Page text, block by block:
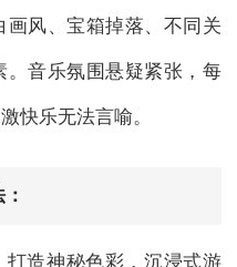
风、宝箱掉落、不同关
音乐氛围悬疑紧张，每
快乐无法言喻。
造神秘色彩，沉浸式游